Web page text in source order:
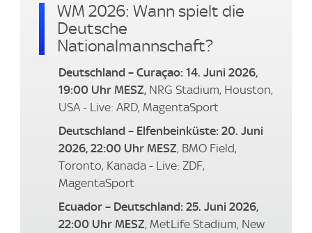
WM 2026: Wann spielt die
Deutsche
Nationalmannschaft?
Deutschland – Curaçao: 14. Juni 2026,
19:00 Uhr MESZ,NRG Stadium, Houston,
USA - Live: ARD, MagentaSport
Deutschland – Elfenbeinküste: 20. Juni
2026, 22:00 Uhr MESZ, BMO Field,
Toronto, Kanada - Live: ZDF,
MagentaSport
Ecuador – Deutschland: 25. Juni 2026,
22:00 Uhr MESZ, MetLife Stadium, New